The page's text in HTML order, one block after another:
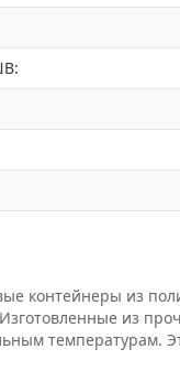
контейнеры из
из
температурам.